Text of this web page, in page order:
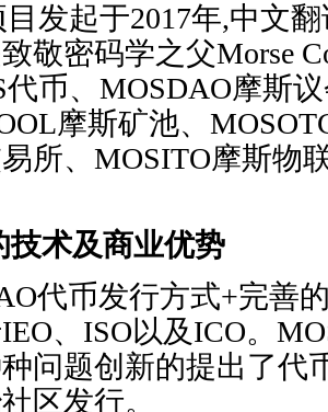
发起于2017年,中文
敬密码学之父Morse
币、MOSDAO摩斯
摩斯矿池、
所、MOSITO摩斯物
技术及商业优势
代币发行方式+完善
、ISO以及ICO。
问题创新的提出了代
区发行。